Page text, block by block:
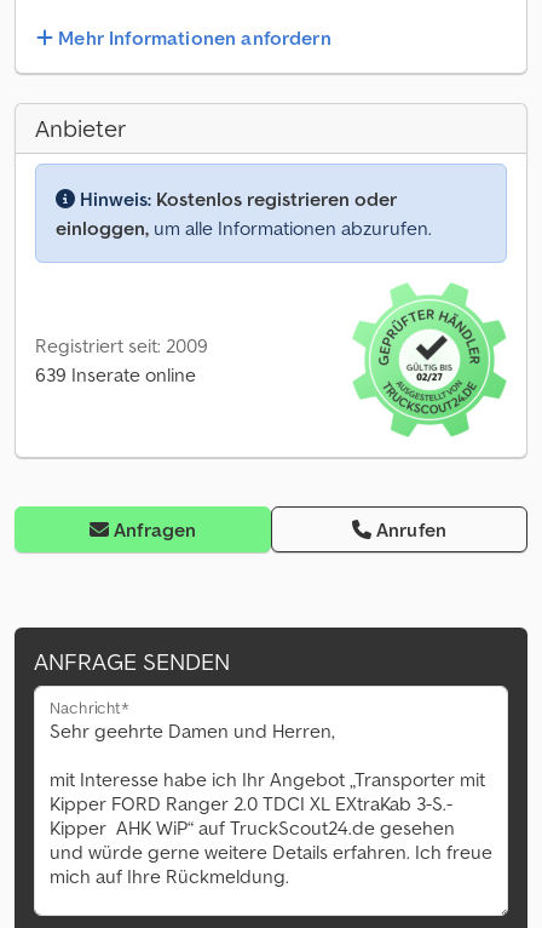
Mehr Informationen anfordern
Anbieter
Hinweis: Kostenlos registrieren oder
einloggen, um alle Informationen abzurufen.
Registriert seit: 2009
639 Inserate online
Anfragen Anrufen
ANFRAGE SENDEN
Nachricht*